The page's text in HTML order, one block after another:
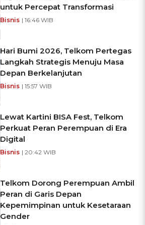
untuk Percepat Transformasi
Bisnis | 16:46 WIB
Hari Bumi 2026, Telkom Pertegas
Langkah Strategis Menuju Masa
Depan Berkelanjutan
Bisnis | 15:57 WIB
Lewat Kartini BISA Fest, Telkom
Perkuat Peran Perempuan di Era
Digital
Bisnis | 20:42 WIB
Telkom Dorong Perempuan Ambil
Peran di Garis Depan
Kepemimpinan untuk Kesetaraan
Gender